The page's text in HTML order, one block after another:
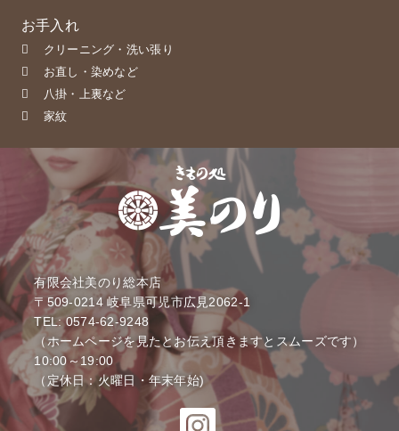
お手入れ
クリーニング・洗い張り
お直し・染めなど
八掛・上裏など
家紋
有限会社美のり総本店
〒509-0214 岐阜県可児市広見2062-1
TEL: 0574-62-9248
（ホームページを見たとお伝え頂きますとスムーズです）
10:00～19:00
（定休日：火曜日・年末年始)